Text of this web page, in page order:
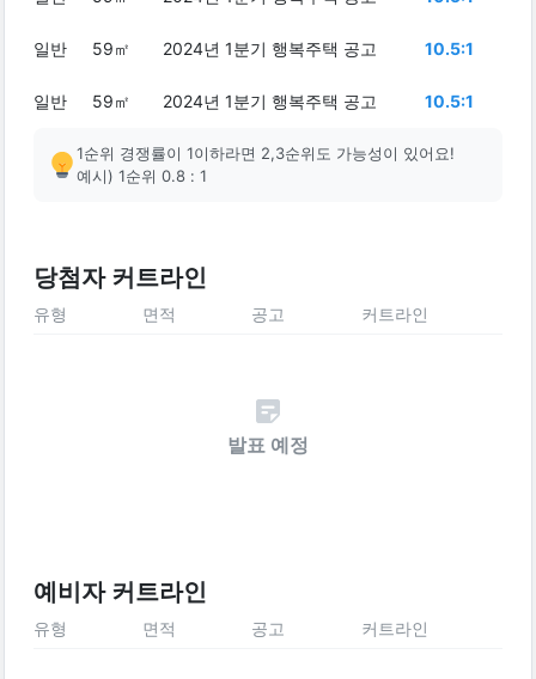
일반 59㎡ 2024년 1분기 행복주택 공고 10.5:1
일반 59㎡ 2024년 1분기 행복주택 공고 10.5:1
1순위 경쟁률이 1이하라면 2,3순위도 가능성이 있어요!
예시) 1순위 0.8 : 1
당첨자 커트라인
유형 면적 공고 커트라인
발표 예정
예비자 커트라인
유형 면적 공고 커트라인